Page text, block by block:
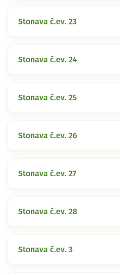
Stonava č.ev. 23
Stonava č.ev. 24
Stonava č.ev. 25
Stonava č.ev. 26
Stonava č.ev. 27
Stonava č.ev. 28
Stonava č.ev. 3